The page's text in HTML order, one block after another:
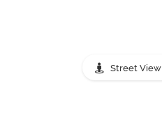
Street View